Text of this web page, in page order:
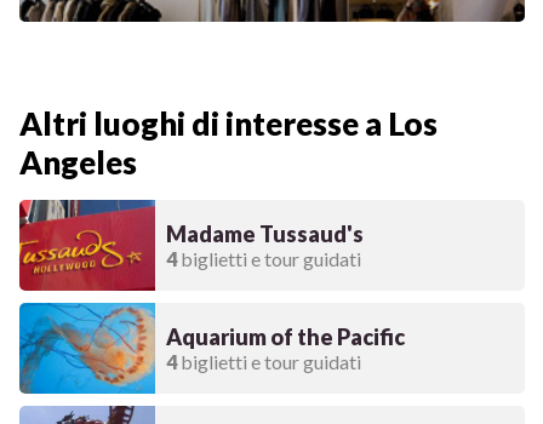
Altri luoghi di interesse a Los
Angeles
Madame Tussaud's
4biglietti e tour guidati
Aquarium of the Pacific
4biglietti e tour guidati